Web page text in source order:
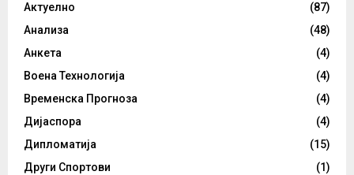
Актуелно
(87)
Анализа
(48)
Анкета
(4)
Воена Технологија
(4)
Временска Прогноза
(4)
Дијаспора
(4)
Дипломатија
(15)
Други Спортови
(1)